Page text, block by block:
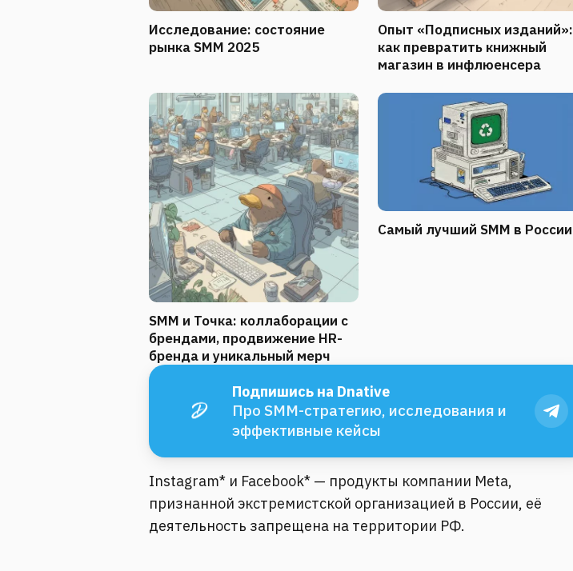
Исследование: состояние
рынка SMM 2025
Опыт «Подписных изданий»:
как превратить книжный
магазин в инфлюенсера
SMM и Точка: коллаборации с
брендами, продвижение HR-
бренда и уникальный мерч
Самый лучший SMM в России
Подпишись на Dnative
Про SMM-стратегию, исследования и
эффективные кейсы
Instagram* и Facebook* — продукты компании Meta,
признанной экстремистской организацией в России, её
деятельность запрещена на территории РФ.